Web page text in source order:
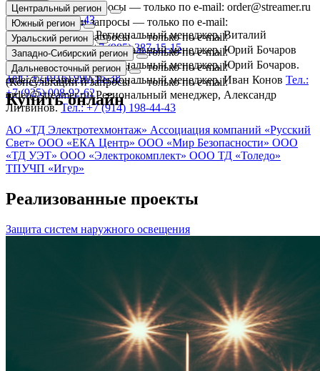
Консультации и запросы — только по e-mail: order@streamer.ru
+7 (495) 987-44-43
Центральный регион
(Консультации и запросы — только по e-mail:
order@streamer.ru) Региональный менеджер, Виталий
Мельников.Тел.: +7 (985) 387-15-15
Южный регион
(Консультации и запросы — только по e-mail:
order@streamer.ru) Региональный менеджер, Юрий Бочаров
Тел.: +7 (916) 990-55-38
Уральский регион
(Консультации и запросы — только по e-mail:
order@streamer.ru) Региональный менеджер, Юрий Бочаров.
Тел.: +7 (916) 990-55-38
Западно-Сибирский регион
(Консультации и запросы — только по e-mail:
order@streamer.ru) Региональный менеджер, Иван Конов Тел.:
+7 (925) 008-92-62
Дальневосточный регион
(Консультации и запросы — только по e-mail:
order@streamer.ru) Региональный менеджер, Александр
Литвинов.Тел.: +7 (914) 198-44-43
Купить онлайн
АО «ТД Электротехмонтаж» Ассоциация компаний «Русский
Свет» ООО «ЕКА Центр» ООО «Мир Безопасности» ООО
«ТД УЭТ» ООО «Электрокомплект» ООО ТД «Толедо»
ТПУЧП «Игур»
Реализованные проекты
Защита систем наружного освещения